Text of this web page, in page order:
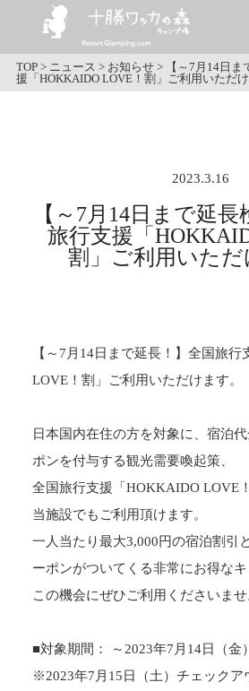
TOP > ニュース > お知らせ >
【～7月14日
援「HOKKAIDO LOVE！割」ご利用いただけ
2023.3.16
【～7月14日まで延長
旅行支援「
割」ご利用いただ
【～7月14日まで延長！】全国旅
LOVE！割」ご利用いただけます。
日本国内在住の方を対象に、宿泊
ポンを付与する観光需要喚起策、
全国旅行支援「HOKKAIDO LOVE！
当施設でもご利用頂けます。
一人当たり最大3,000円の宿泊割引
ーポンがついてくる非常にお得なキ
この機会にぜひご利用くださいませ
■対象期間： ～2023年7月14日（金）
※2023年7月15日（土）チェックア